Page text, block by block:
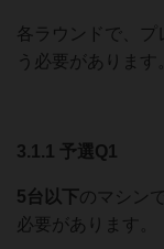
各ラウンドで、プ
う必要があります
3.1.1 予選Q1
5台以下のマシン
必要があります。